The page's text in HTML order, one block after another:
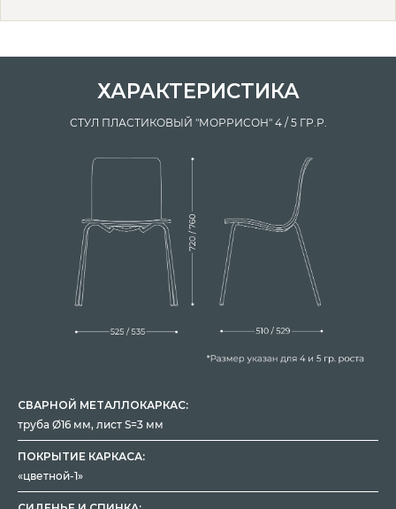
ХАРАКТЕРИСТИКА
СТУЛ ПЛАСТИКОВЫЙ "МОРРИСОН" 4 / 5 ГР.Р.
СВАРНОЙ МЕТАЛЛОКАРКАС:
труба Ø16 мм, лист S=3 мм
ПОКРЫТИЕ КАРКАСА:
«цветной-1»